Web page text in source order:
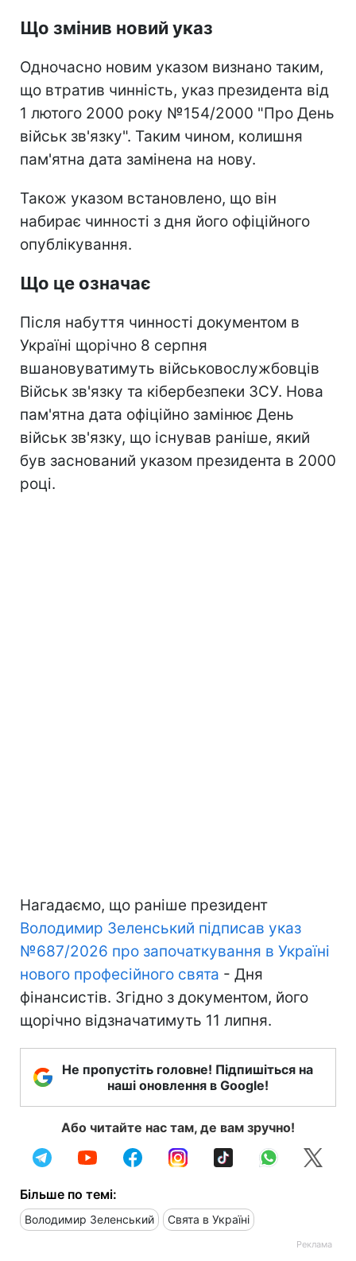
Що змінив новий указ
Одночасно новим указом визнано таким,
що втратив чинність, указ президента від
1 лютого 2000 року №154/2000 "Про День
військ зв'язку". Таким чином, колишня
пам'ятна дата замінена на нову.
Також указом встановлено, що він
набирає чинності з дня його офіційного
опублікування.
Що це означає
Після набуття чинності документом в
Україні щорічно 8 серпня
вшановуватимуть військовослужбовців
Військ зв'язку та кібербезпеки ЗСУ. Нова
пам'ятна дата офіційно замінює День
військ зв'язку, що існував раніше, який
був заснований указом президента в 2000
році.
Нагадаємо, що раніше президент
Володимир Зеленський підписав указ
№687/2026 про започаткування в Україні
нового професійного свята - Дня
фінансистів. Згідно з документом, його
щорічно відзначатимуть 11 липня.
Не пропустіть головне! Підпишіться на
наші оновлення в Google!
Або читайте нас там, де вам зручно!
Більше по темі:
Володимир Зеленський Свята в Україні